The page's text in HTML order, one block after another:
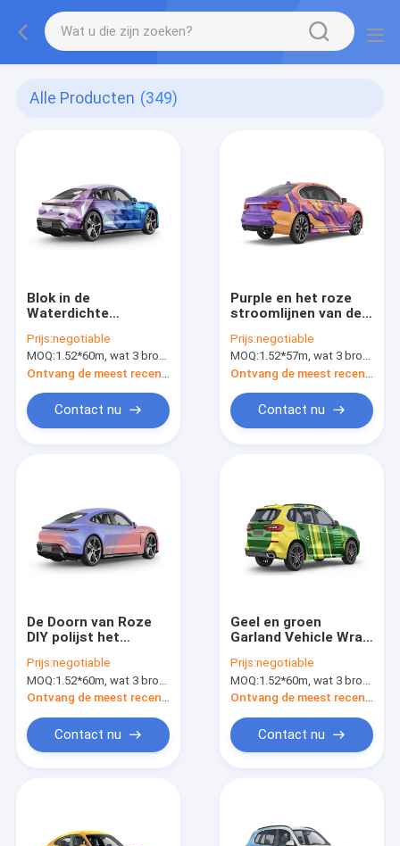
Alle Producten (349)
Blok in de
Waterdichte
Gredient, 160g-Film
van de Bellen de Vrije
Vinylsticker
Prijs:negotiable
MOQ:1.52*60m, wat 3 broodjes van 1.52*20m betekent
Contact nu
Purple en het roze
stroomlijnen van de
Glans Vinylauto
Broodje 1.52*60m
Veelkleurige Grootte
Prijs:negotiable
MOQ:1.52*57m, wat 3 broodjes van 1.52*19m betekent
Contact nu
De Doorn van Roze
DIY polijst het
Autoomslag voor
Mercedes Benz
Prijs:negotiable
MOQ:1.52*60m, wat 3 broodjes van 1.52*20m betekent
Contact nu
Geel en groen
Garland Vehicle Wrap
Luchtbel Vrije
Autozone van 160g
Vinyl de Omslagfilm
Prijs:negotiable
MOQ:1.52*60m, wat 3 broodjes van 1.52*20m betekent
Contact nu